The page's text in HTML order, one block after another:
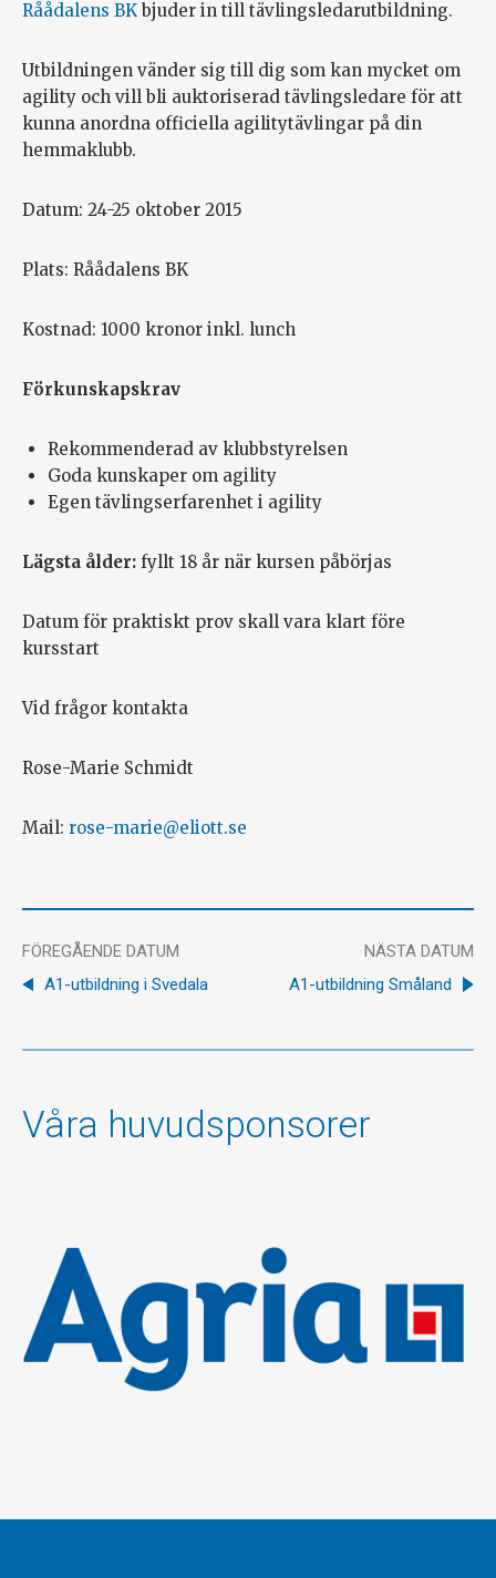
Råådalens BKbjuder in till tävlingsledarutbildning.
Utbildningen vänder sig till dig som kan mycket om
agility och vill bli auktoriserad tävlingsledare för att
kunna anordna officiella agilitytävlingar på din
hemmaklubb.
Datum: 24-25 oktober 2015
Plats: Råådalens BK
Kostnad: 1000 kronor inkl. lunch
Förkunskapskrav
Rekommenderad av klubbstyrelsen
Goda kunskaper om agility
Egen tävlingserfarenhet i agility
Lägsta ålder: fyllt 18 år när kursen påbörjas
Datum för praktiskt prov skall vara klart före
kursstart
Vid frågor kontakta
Rose-Marie Schmidt
Mail: rose-marie@eliott.se
FÖREGÅENDE DATUM
A1-utbildning i Svedala
NÄSTA DATUM
A1-utbildning Småland
Våra huvudsponsorer